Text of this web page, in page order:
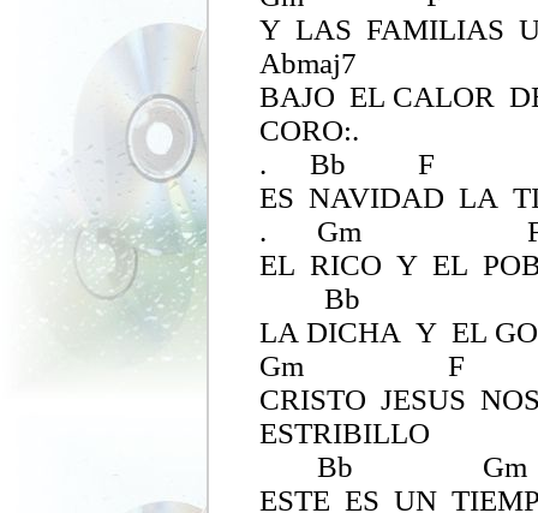
Y LAS FAMILIAS
BAJO EL CALOR
CORO:.
. Bb F
ES NAVIDAD LA
. Gm
EL RICO Y EL
Bb
LA DICHA Y EL
Gm F
CRISTO JESUS
ESTRIBILLO
Bb
ESTE ES UN